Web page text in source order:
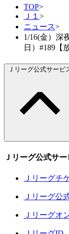
TOP>
Ｊ１ >
ニュース>
1/16(金）深
日）#189【
Ｊリーグ公式サービ
Ｊリーグ公式サー
Ｊリーグチ
Ｊリーグ公
Ｊリーグオ